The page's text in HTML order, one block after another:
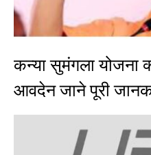
कन्या सुमंगला
आवदेन जाने पूरी